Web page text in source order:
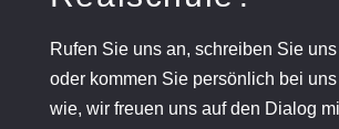
Rufen Sie uns an, schreiben Sie uns
oder kommen Sie persönlich bei uns
wie, wir freuen uns auf den Dialog